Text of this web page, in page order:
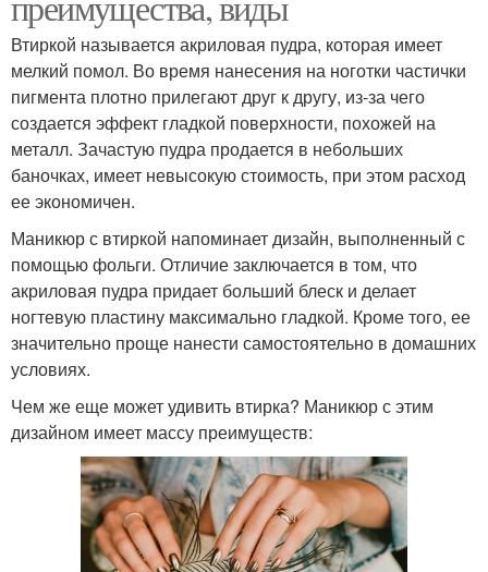
Втиркой называется акриловая пудра, которая имеет
мелкий помол. Во время нанесения на ноготки частички
пигмента плотно прилегают друг к другу, из-за чего
создается эффект гладкой поверхности, похожей на
металл. Зачастую пудра продается в небольших
баночках, имеет невысокую стоимость, при этом расход
ее экономичен.
Маникюр с втиркой напоминает дизайн, выполненный с
помощью фольги. Отличие заключается в том, что
акриловая пудра придает больший блеск и делает
ногтевую пластину максимально гладкой. Кроме того, ее
значительно проще нанести самостоятельно в домашних
условиях.
Чем же еще может удивить втирка? Маникюр с этим
дизайном имеет массу преимуществ: